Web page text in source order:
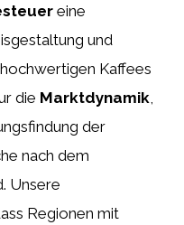
eine
und
Kaffees
die Marktdynamik
der
nach dem
Unsere
Regionen mit